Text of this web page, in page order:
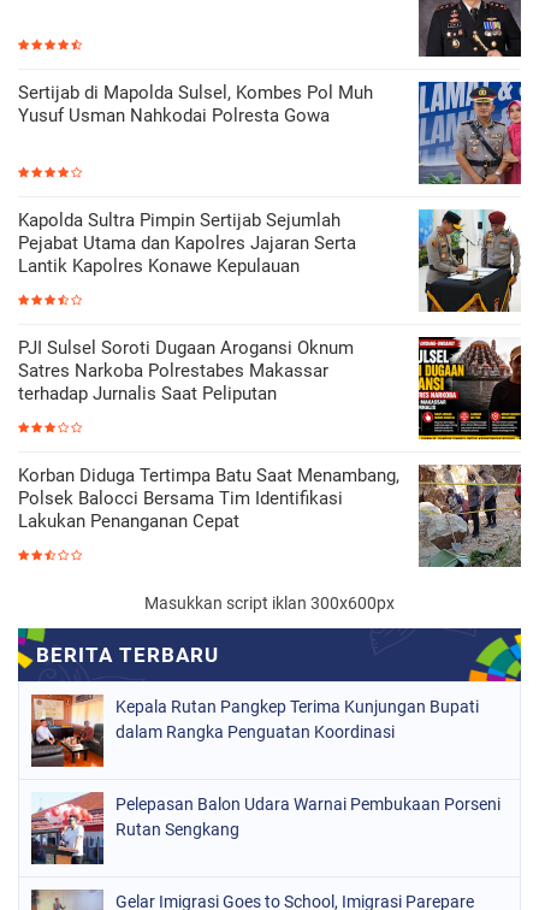
Sertijab di Mapolda Sulsel, Kombes Pol Muh
Yusuf Usman Nahkodai Polresta Gowa
Kapolda Sultra Pimpin Sertijab Sejumlah
Pejabat Utama dan Kapolres Jajaran Serta
Lantik Kapolres Konawe Kepulauan
PJI Sulsel Soroti Dugaan Arogansi Oknum
Satres Narkoba Polrestabes Makassar
terhadap Jurnalis Saat Peliputan
Korban Diduga Tertimpa Batu Saat Menambang,
Polsek Balocci Bersama Tim Identifikasi
Lakukan Penanganan Cepat
Masukkan script iklan 300x600px
Kepala Rutan Pangkep Terima Kunjungan Bupati
dalam Rangka Penguatan Koordinasi
Pelepasan Balon Udara Warnai Pembukaan Porseni
Rutan Sengkang
Gelar Imigrasi Goes to School, Imigrasi Parepare